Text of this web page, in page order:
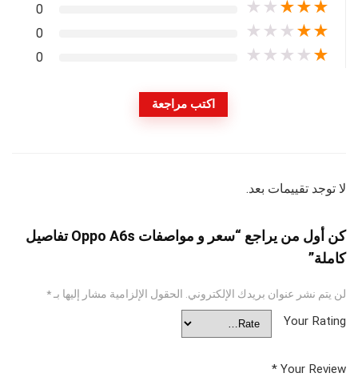
★
★
★
★
★
0
★
★
★
★
★
0
★
★
★
★
★
0
اكتب مراجعة
لا توجد تقييمات بعد.
كن أول من يراجع “سعر و مواصفات Oppo A6s تفاصيل
كاملة”
لن يتم نشر عنوان بريدك الإلكتروني. الحقول الإلزامية مشار إليها بـ*
Your Rating
Your Review
*